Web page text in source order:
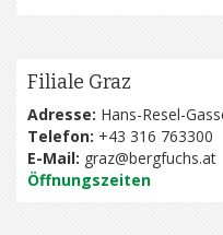
Filiale Graz
Adresse: Hans-Resel-
Telefon: +43 316 763300
E-Mail: graz@bergfuchs.at
Öffnungszeiten